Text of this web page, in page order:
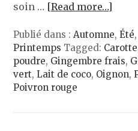
soin … [Read more…]
Publié dans :Automne,Été
Printemps Tagged: Carotte
poudre, Gingembre frais,
vert,Lait de coco, Oignon,
Poivron rouge